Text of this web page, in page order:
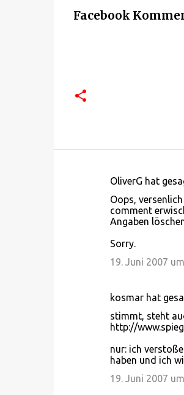
Facebook
OliverG hat
Oops,
comment
Angaben
Sorry.
19. Juni 2007
kosmar hat
stimmt, steht
http://
nur: ich
haben und ich
19. Juni 2007